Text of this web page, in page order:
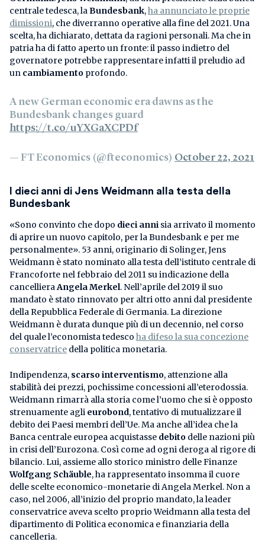
centrale tedesca, laBundesbank,ha annunciato le proprie
dimissioni, che diverranno operative alla fine del 2021. Una
scelta, ha dichiarato, dettata da ragioni personali. Ma che in
patria ha di fatto aperto un fronte: il passo indietro del
governatore potrebbe rappresentare infatti il preludio ad
un cambiamento profondo.
A new German economic era dawns as the
Bundesbank changes guard
https://t.co/uYXGaXCPDf
— FT Economics (@fteconomics) October 22, 2021
I dieci anni di Jens Weidmann alla testa della
Bundesbank
«Sono convinto che dopo dieci anni sia arrivato il momento
di aprire un nuovo capitolo, per la Bundesbank e per me
personalmente». 53 anni, originario di Solinger, Jens
Weidmann è stato nominato alla testa dell’istituto centrale di
Francoforte nel febbraio del 2011 su indicazione della
cancellieraAngela Merkel. Nell’aprile del 2019 il suo
mandato è stato rinnovato per altri otto anni dal presidente
della Repubblica Federale di Germania. La direzione
Weidmann è durata dunque più di un decennio, nel corso
del quale l’economista tedesco ha difeso la sua concezione
conservatrice della politica monetaria.
Indipendenza, scarso interventismo, attenzione alla
stabilità dei prezzi, pochissime concessioni all’eterodossia.
Weidmann rimarrà alla storia come l’uomo che si è opposto
strenuamente agli eurobond, tentativo di mutualizzare il
debito dei Paesi membri dell’Ue. Ma anche all’idea che la
Banca centrale europea acquistasse debito delle nazioni più
in crisi dell’Eurozona. Così come ad ogni deroga al rigore di
bilancio. Lui, assieme allo storico ministro delle Finanze
Wolfgang Schäuble, ha rappresentato insomma il cuore
delle scelte economico-monetarie di Angela Merkel. Non a
caso, nel 2006, all’inizio del proprio mandato, la leader
conservatrice aveva scelto proprio Weidmann alla testa del
dipartimento di Politica economica e finanziaria della
cancelleria.